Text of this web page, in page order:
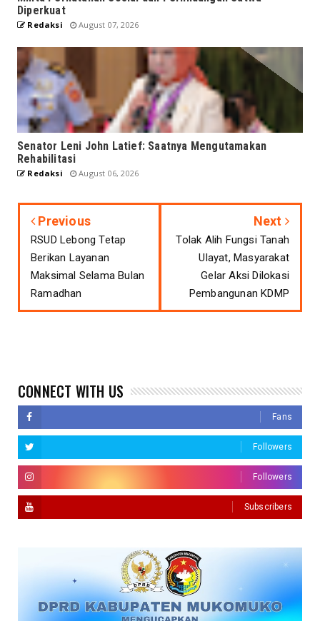
Diperkuat
Redaksi August 07, 2026
Senator Leni John Latief: Saatnya Mengutamakan
Rehabilitasi
Redaksi August 06, 2026
Previous
RSUD Lebong Tetap
Berikan Layanan
Maksimal Selama Bulan
Ramadhan
Next
Tolak Alih Fungsi Tanah
Ulayat, Masyarakat
Gelar Aksi Dilokasi
Pembangunan KDMP
CONNECT WITH US
Fans
Followers
Followers
Subscribers